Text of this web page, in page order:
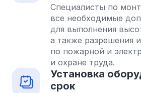
Специалисты по
все необходимые
для выполнения
а также разрешения
по пожарной и
и охране труда.
Установка
срок